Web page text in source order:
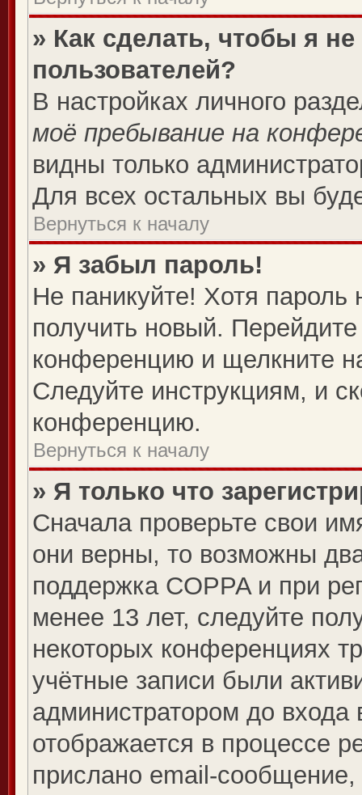
» Как сделать, чтобы я
пользователей?
В настройках личного
моё пребывание на
видны только
Для всех остальных вы
Вернуться к началу
» Я забыл пароль!
Не паникуйте! Хотя пароль
получить новый.
конференцию и щелкните
Следуйте инструкциям, и
конференцию.
Вернуться к началу
» Я только что
Сначала проверьте свои
они верны, то возможны
поддержка COPPA и при
менее 13 лет, следуйте
некоторых конференциях
учётные записи были
администратором до
отображается в процессе
прислано email-